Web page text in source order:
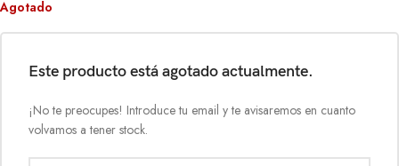
Agotado
Este producto está agotado actualmente.
¡No te preocupes! Introduce tu email y te avisaremos en cuanto
volvamos a tener stock.